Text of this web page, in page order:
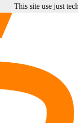
This site use just